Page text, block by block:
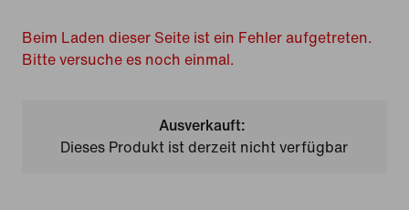
Beim Laden dieser Seite ist ein Fehler aufgetreten.
Bitte versuche es noch einmal.
Ausverkauft:
Dieses Produkt ist derzeit nicht verfügbar